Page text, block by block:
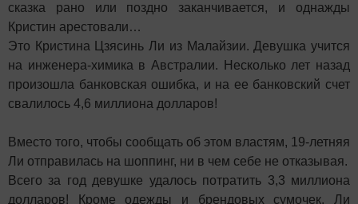
сказка рано или поздно заканчивается, и однажды
Кристин арестовали…
Это Кристина Цзясинь Ли из Малайзии. Девушка учится
на инженера-химика в Австралии. Несколько лет назад
произошла банковская ошибка, и на ее банковский счет
свалилось 4,6 миллиона долларов!
Вместо того, чтобы сообщать об этом властям, 19-летняя
Ли отправилась на шоппинг, ни в чем себе не отказывая.
Всего за год девушке удалось потратить 3,3 миллиона
долларов! Кроме одежды и брендовых сумочек, Ли